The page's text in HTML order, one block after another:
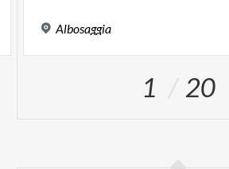
Albosaggia
1 20